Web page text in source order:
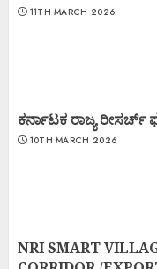
11TH MARCH 2026
ಕರ್ನಾಟಕ ರಾಜ್ಯ
10TH MARCH 2026
NRI SMART